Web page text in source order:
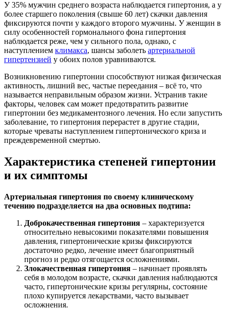
У 35% мужчин среднего возраста наблюдается гипертония, а у
более старшего поколения (свыше 60 лет) скачки давления
фиксируются почти у каждого второго мужчины. У женщин в
силу особенностей гормонального фона гипертония
наблюдается реже, чем у сильного пола, однако, с
наступлением климакса, шансы заболеть артериальной
гипертензией у обоих полов уравниваются.
Возникновению гипертонии способствуют низкая физическая
активность, лишний вес, частые переедания – всё то, что
называется неправильным образом жизни. Устранив такие
факторы, человек сам может предотвратить развитие
гипертонии без медикаментозного лечения. Но если запустить
заболевание, то гипертония перерастет в другие стадии,
которые чреваты наступлением гипертонического криза и
преждевременной смертью.
Характеристика степеней гипертонии
и их симптомы
Артериальная гипертония по своему клиническому
течению подразделяется на два основных подтипа:
Доброкачественная гипертония – характеризуется
относительно невысокими показателями повышения
давления, гипертонические кризы фиксируются
достаточно редко, лечение имеет благоприятный
прогноз и редко отягощается осложнениями.
Злокачественная гипертония – начинает проявлять
себя в молодом возрасте, скачки давления наблюдаются
часто, гипертонические кризы регулярны, состояние
плохо купируется лекарствами, часто вызывает
осложнения.